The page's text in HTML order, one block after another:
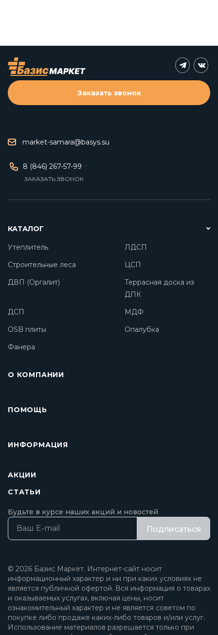
market-samara@basys.su
8 (846) 267-57-99
ЗАКАЗАТЬ ЗВОНОК
Заказать звонок
КАТАЛОГ
Утеплитель
ЛДСП
Строительные леса
ЦСП
ДВП (Оргалит)
Террасная доска из
ДПК
ДСП
МДФ
OSB плиты
Опалубка
Фанера
О КОМПАНИИ
ПОМОЩЬ
ИНФОРМАЦИЯ
АКЦИИ
СТАТЬИ
Будьте в курсе наших акций и новостей
Подписаться
© 2026 Базис Маркет. Интернет-сайт носит
информационный характер и ни при каких условиях не
является публичной офертой. Вся информация о товарах
и оказываемых услугах, включая цены, носит
ознакомительный характер и не является советом по
покупке либо продаже каких-либо товаров и/или услуг.
Использование материалов разрешается только при